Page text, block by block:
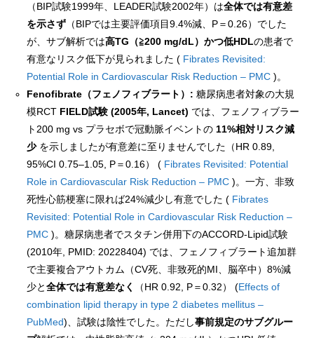
（BIP試験1999年、LEADER試験2002年）は全体では有意差
を示さず （BIPでは主要評価項目9.4%減、P＝0.26）でした
が、サブ解析では高TG（≧200 mg/dL）かつ低HDLの患者で
有意なリスク低下が見られました ( Fibrates Revisited:
Potential Role in Cardiovascular Risk Reduction – PMC)。
Fenofibrate（フェノフィブラート）: 糖尿病患者対象の大規
模RCT FIELD試験 (2005年, Lancet) では、フェノフィブラー
ト200 mg vs プラセボで冠動脈イベントの 11%相対リスク減
少を示しましたが有意差に至りませんでした（HR 0.89,
95%CI 0.75–1.05, P＝0.16） ( Fibrates Revisited: Potential
Role in Cardiovascular Risk Reduction – PMC)。一方、非致
死性心筋梗塞に限れば24%減少し有意でした ( Fibrates
Revisited: Potential Role in Cardiovascular Risk Reduction –
PMC)。糖尿病患者でスタチン併用下のACCORD-Lipid試験
(2010年, PMID: 20228404) では、フェノフィブラート追加群
で主要複合アウトカム（CV死、非致死的MI、脳卒中）8%減
少と全体では有意差なく （HR 0.92, P＝0.32） (Effects of
combination lipid therapy in type 2 diabetes mellitus –
PubMed)、試験は陰性でした。ただし事前規定のサブグルー